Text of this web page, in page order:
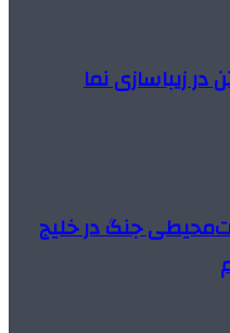
در زیباسازی نما
جنگ در خلیج